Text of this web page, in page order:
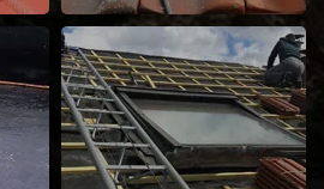
Nettoyage
demoussage de